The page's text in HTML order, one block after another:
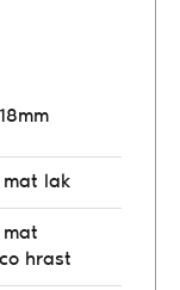
mat lak
mat
hrast